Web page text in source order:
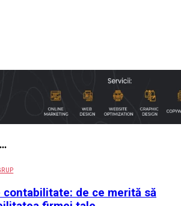
contabilitate: de ce merită să